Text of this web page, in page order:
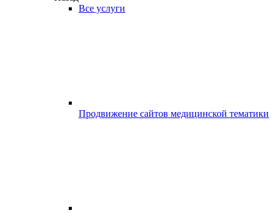
Все услуги
Продвижение сайтов медицинской тематики